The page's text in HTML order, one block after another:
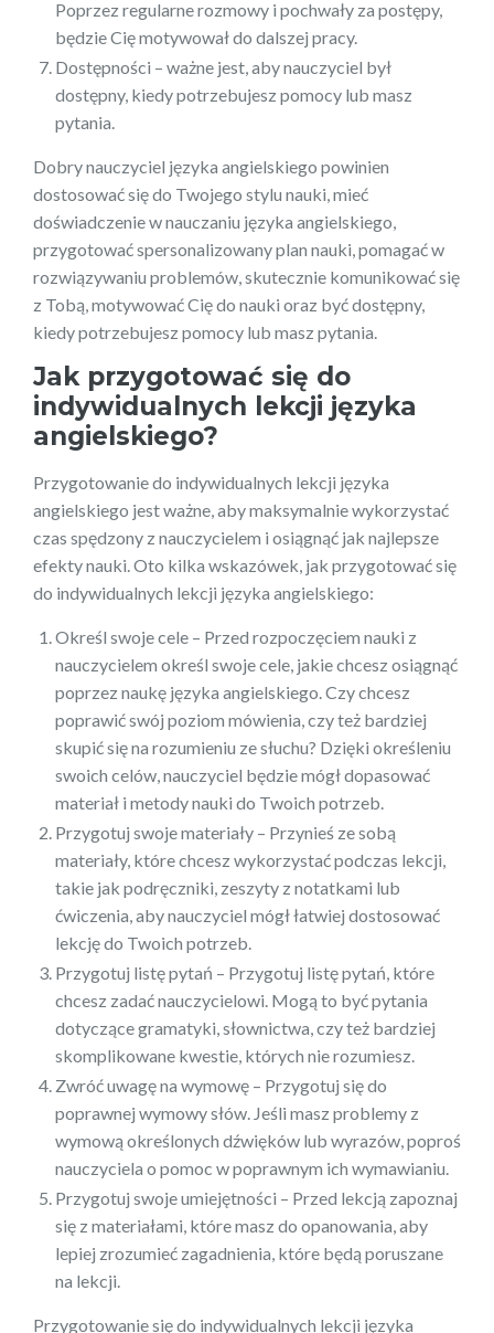
Poprzez regularne rozmowy i pochwały za postępy,
będzie Cię motywował do dalszej pracy.
Dostępności – ważne jest, aby nauczyciel był
dostępny, kiedy potrzebujesz pomocy lub masz
pytania.
Dobry nauczyciel języka angielskiego powinien
dostosować się do Twojego stylu nauki, mieć
doświadczenie w nauczaniu języka angielskiego,
przygotować spersonalizowany plan nauki, pomagać w
rozwiązywaniu problemów, skutecznie komunikować się
z Tobą, motywować Cię do nauki oraz być dostępny,
kiedy potrzebujesz pomocy lub masz pytania.
Jak przygotować się do
indywidualnych lekcji języka
angielskiego?
Przygotowanie do indywidualnych lekcji języka
angielskiego jest ważne, aby maksymalnie wykorzystać
czas spędzony z nauczycielem i osiągnąć jak najlepsze
efekty nauki. Oto kilka wskazówek, jak przygotować się
do indywidualnych lekcji języka angielskiego:
Określ swoje cele – Przed rozpoczęciem nauki z
nauczycielem określ swoje cele, jakie chcesz osiągnąć
poprzez naukę języka angielskiego. Czy chcesz
poprawić swój poziom mówienia, czy też bardziej
skupić się na rozumieniu ze słuchu? Dzięki określeniu
swoich celów, nauczyciel będzie mógł dopasować
materiał i metody nauki do Twoich potrzeb.
Przygotuj swoje materiały – Przynieś ze sobą
materiały, które chcesz wykorzystać podczas lekcji,
takie jak podręczniki, zeszyty z notatkami lub
ćwiczenia, aby nauczyciel mógł łatwiej dostosować
lekcję do Twoich potrzeb.
Przygotuj listę pytań – Przygotuj listę pytań, które
chcesz zadać nauczycielowi. Mogą to być pytania
dotyczące gramatyki, słownictwa, czy też bardziej
skomplikowane kwestie, których nie rozumiesz.
Zwróć uwagę na wymowę – Przygotuj się do
poprawnej wymowy słów. Jeśli masz problemy z
wymową określonych dźwięków lub wyrazów, poproś
nauczyciela o pomoc w poprawnym ich wymawianiu.
Przygotuj swoje umiejętności – Przed lekcją zapoznaj
się z materiałami, które masz do opanowania, aby
lepiej zrozumieć zagadnienia, które będą poruszane
na lekcji.
Przygotowanie się do indywidualnych lekcji języka